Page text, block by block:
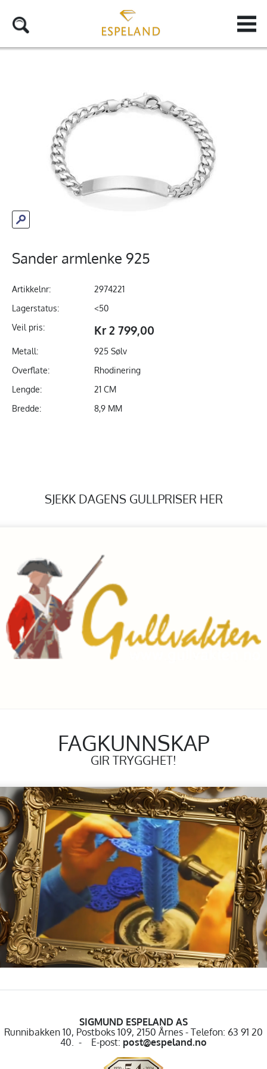
Sander armlenke 925
Artikkelnr:
2974221
Lagerstatus:
<50
Veil pris:
Kr 2 799,00
Metall:
925 Sølv
Overflate:
Rhodinering
Lengde:
21 CM
Bredde:
8,9 MM
SJEKK DAGENS GULLPRISER HER
FAGKUNNSKAP
GIR TRYGGHET!
SIGMUND ESPELAND AS
Runnibakken 10, Postboks 109, 2150 Årnes - Telefon: 63 91 20
40. - E-post: post@espeland.no